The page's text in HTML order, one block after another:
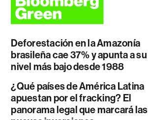
Deforestación en la Amazonía
brasileña cae 37% y apunta a su
nivel más bajo desde 1988
¿Qué países de América Latina
apuestan por el fracking? El
panorama legal que marcará las